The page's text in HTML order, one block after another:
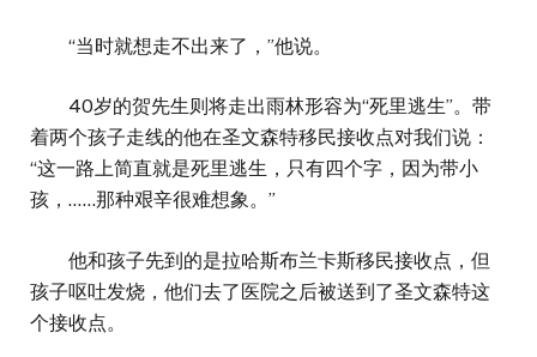
“当时就想走不出来了，”他说。
40岁的贺先生则将走出雨林形容为“死里逃生”。带
着两个孩子走线的他在圣文森特移民接收点对我们说：
“这一路上简直就是死里逃生，只有四个字，因为带小
孩，……那种艰辛很难想象。”
他和孩子先到的是拉哈斯布兰卡斯移民接收点，但
孩子呕吐发烧，他们去了医院之后被送到了圣文森特这
个接收点。